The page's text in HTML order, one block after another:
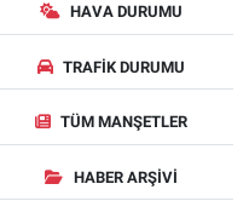
HAVA DURUMU
TRAFIK DURUMU
TÜM MANŞETLER
HABER ARŞIVI